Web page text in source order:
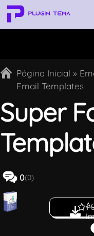
Página Inicial »
Email Templates
Super
0(0)